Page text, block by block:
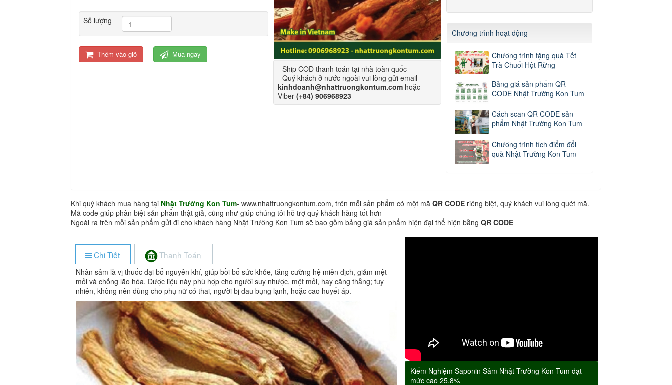
Số lượng
Thêm vào giỏ Mua ngay
- Ship COD thanh toán tại nhà toàn quốc
- Quý khách ở nước ngoài vui lòng gửi email
kinhdoanh@nhattruongkontum.com hoặc
Viber(+84) 906968923
Chương trình hoạt động
Chương trình tặng quà Tết
Trà Chuối Hột Rừng
Bảng giá sản phẩm QR
CODE Nhật Trường Kon Tum
Cách scan QR CODE sản
phẩm Nhật Trường Kon Tum
Chương trình tích điểm đổi
quà Nhật Trường Kon Tum
Khi quý khách mua hàng tại Nhật Trường Kon Tum- www.nhattruongkontum.com, trên mỗi sản phẩm có một mã QR CODE riêng biệt, quý khách vui lòng quét mã.
Mã code giúp phân biệt sản phẩm thật giả, cũng như giúp chúng tôi hỗ trợ quý khách hàng tốt hơn
Ngoài ra trên mỗi sản phẩm gửi đi cho khách hàng Nhật Trường Kon Tum sẽ bao gồm bảng giá sản phẩm hiện đại thể hiện bằng QR CODE
Chi Tiết Thanh Toán
Nhân sâm là vị thuốc đại bổ nguyên khí, giúp bồi bổ sức khỏe, tăng cường hệ miễn dịch, giảm mệt
mỏi và chống lão hóa. Dược liệu này phù hợp cho người suy nhược, mệt mỏi, hay căng thẳng; tuy
nhiên, không nên dùng cho phụ nữ có thai, người bị đau bụng lạnh, hoặc cao huyết áp.
Kiểm Nghiệm Saponin Sâm Nhật Trường Kon Tum đạt
mức cao 25.8%